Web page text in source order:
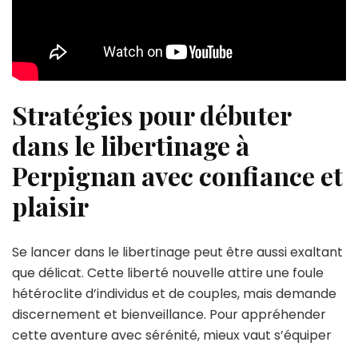
Stratégies pour débuter
dans le libertinage à
Perpignan avec confiance et
plaisir
Se lancer dans le libertinage peut être aussi exaltant
que délicat. Cette liberté nouvelle attire une foule
hétéroclite d’individus et de couples, mais demande
discernement et bienveillance. Pour appréhender
cette aventure avec sérénité, mieux vaut s’équiper